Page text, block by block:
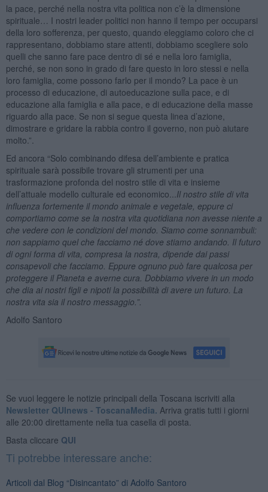
la pace, perché nella nostra vita politica non c’è la dimensione
spirituale… I nostri leader politici non hanno il tempo per occuparsi
della loro sofferenza, per questo, quando eleggiamo coloro che ci
rappresentano, dobbiamo stare attenti, dobbiamo scegliere solo
quelli che sanno fare pace dentro di sé e nella loro famiglia,
perché, se non sono in grado di fare questo in loro stessi e nella
loro famiglia, come possono farlo per il mondo? La pace è un
processo di educazione, di autoeducazione sulla pace, e di
educazione alla famiglia e alla pace, e di educazione della masse
riguardo alla pace. Se non si segue questa linea d’azione,
dimostrare e gridare la rabbia contro il governo, non può aiutare
molto.”.
Ed ancora “Solo combinando difesa dell’ambiente e pratica
spirituale sarà possibile trovare gli strumenti per una
trasformazione profonda del nostro stile di vita e insieme
dell’attuale modello culturale ed economico... Il nostro stile di vita
influenza fortemente il mondo animale e vegetale, eppure ci
comportiamo come se la nostra vita quotidiana non avesse niente a
che vedere con le condizioni del mondo. Siamo come sonnambuli:
non sappiamo quel che facciamo né dove stiamo andando. Il futuro
di ogni forma di vita, compresa la nostra, dipende dai passi
consapevoli che facciamo. Eppure ognuno può fare qualcosa per
proteggere il Pianeta e averne cura. Dobbiamo vivere in un modo
che dia ai nostri figli e nipoti la possibilità di avere un futuro. La
nostra vita sia il nostro messaggio.”.
Adolfo Santoro
Se vuoi leggere le notizie principali della Toscana iscriviti alla
Newsletter QUInews - ToscanaMedia. Arriva gratis tutti i giorni
alle 20:00 direttamente nella tua casella di posta.
Basta cliccare QUI
Ti potrebbe interessare anche:
Articoli dal Blog “Disincantato” di Adolfo Santoro